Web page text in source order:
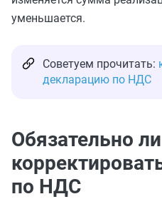
уменьшается.
Советуем прочитать:
декларацию по НДС
Обязательно ли
по НДС